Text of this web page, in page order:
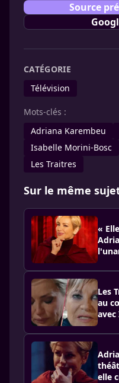
Source
CATÉGORIE
Télévision
Mots-clés :
Adriana Karembeu
Isabelle Morini-Bosc
Les Traitres
Sur le même
«
Les
au
avec
elle